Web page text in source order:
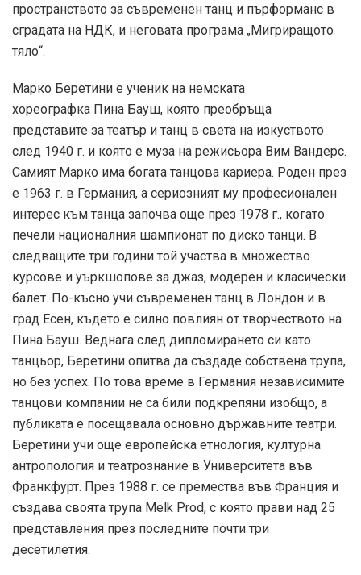
пространството за съвременен танц и пърформанс в
сградата на НДК, и неговата програма „Мигриращото
тяло“.
Марко Беретини е ученик на немската
хореографка Пина Бауш, която преобръща
представите за театър и танц в света на изкуството
след 1940 г. и която е муза на режисьора Вим Вандерс.
Самият Марко има богата танцова кариера. Роден през
е 1963 г. в Германия, а сериозният му професионален
интерес към танца започва още през 1978 г., когато
печели националния шампионат по диско танци. В
следващите три години той участва в множество
курсове и уъркшопове за джаз, модерен и класически
балет. По-късно учи съвременен танц в Лондон и в
град Есен, където е силно повлиян от творчеството на
Пина Бауш. Веднага след дипломирането си като
танцьор, Беретини опитва да създаде собствена трупа,
но без успех. По това време в Германия независимите
танцови компании не са били подкрепяни изобщо, а
публиката е посещавала основно държавните театри.
Беретини учи още европейска етнология, културна
антропология и театрознание в Университета във
Франкфурт. През 1988 г. се премества във Франция и
създава своята трупа Melk Prod, с която прави над 25
представления през последните почти три
десетилетия.